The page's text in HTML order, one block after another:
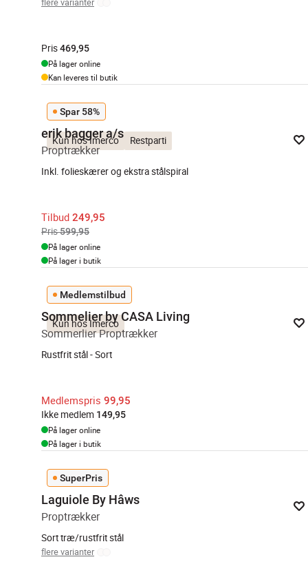
flere varianter
Pris469,95
På lager online
Kan leveres til butik
Kun hos Imerco Restparti
Spar 58%
erik bagger a/s
Proptrækker
Inkl. folieskærer og ekstra stålspiral
Tilbud 249,95
Pris599,95
På lager online
På lager i butik
Kun hos Imerco
Medlemstilbud
Sommelier by CASA Living
Sommerlier Proptrækker
Rustfrit stål - Sort
Medlemspris 99,95
Ikke medlem 149,95
På lager online
På lager i butik
SuperPris
Laguiole By Hâws
Proptrækker
Sort træ/rustfrit stål
flere varianter